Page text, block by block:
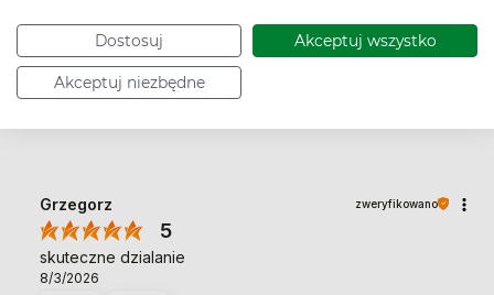
Dostosuj Akceptuj wszystko
Akceptuj niezbędne
Grzegorz zweryfikowano
5
skuteczne dzialanie
8/3/2026